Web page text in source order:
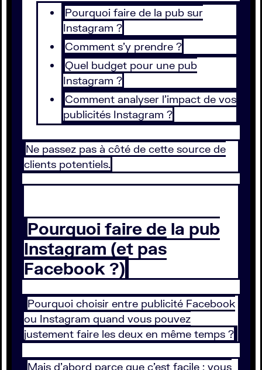
Pourquoi faire de la pub sur
Instagram ?
Comment s’y prendre ?
Quel budget pour une pub
Instagram ?
Comment analyser l’impact de vos
publicités Instagram ?
Ne passez pas à côté de cette source de
clients potentiels.
Pourquoi faire de la pub
Instagram (et pas
Facebook ?)
Pourquoi choisir entre publicité Facebook
ou Instagram quand vous pouvez
justement faire les deux en même temps ?
Mais d'abord parce que c'est facile : vous